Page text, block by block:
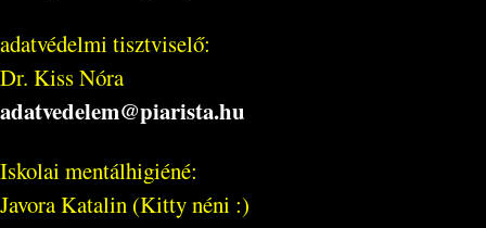
adatvédelmi tisztviselő:
Dr. Kiss Nóra
adatvedelem@piarista.hu
Iskolai mentálhigiéné:
Javora Katalin (Kitty néni :)